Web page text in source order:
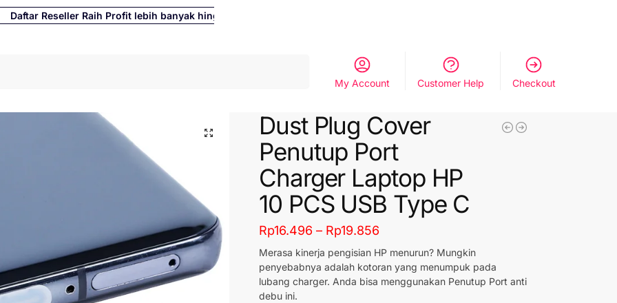
Reseller Raih Profit lebih banyak hingga 500%
My Account Customer Help Checkout
Dust Plug Cover
Penutup Port
Charger Laptop HP
10 PCS USB Type C
Rp16.496 – Rp19.856
Merasa kinerja pengisian HP menurun? Mungkin
penyebabnya adalah kotoran yang menumpuk pada
lubang charger. Anda bisa menggunakan Penutup Port anti
debu ini.